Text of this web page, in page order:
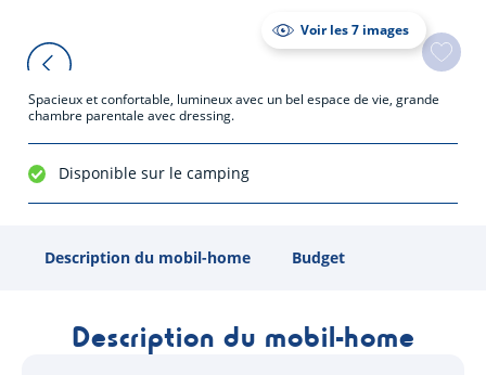
Voir les 7 images
Spacieux et confortable, lumineux avec un bel espace de vie, grande
chambre parentale avec dressing.
Disponible sur le camping
Description du mobil-home Budget
Description du mobil-home